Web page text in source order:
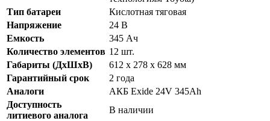
Тип батареи
Кислотная тяговая
Напряжение
24 В
Емкость
345 Ач
Количество элементов 12 шт.
Габариты (ДхШхВ)
612 x 278 x 628 мм
Гарантийный срок
2 года
Аналоги
АКБ Exide 24V 345Ah
Доступность
литиевого аналога
В наличии